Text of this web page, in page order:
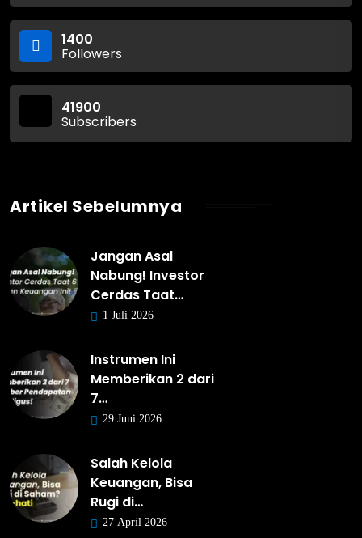
1400
Followers
41900
Subscribers
Artikel Sebelumnya
Jangan Asal
Nabung! Investor
Cerdas Taat…
1 Juli 2026
Instrumen Ini
Memberikan 2 dari
7…
29 Juni 2026
Salah Kelola
Keuangan, Bisa
Rugi di…
27 April 2026